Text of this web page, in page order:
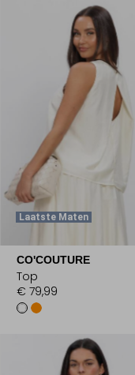
Laatste Maten
CO'COUTURE
Top
€ 79,99